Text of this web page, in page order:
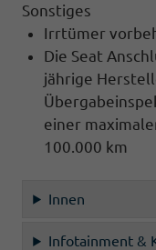
Sonstiges
Irrtümer
Die Seat
jährige
einer
100.000 km
Innen
Infotainment &